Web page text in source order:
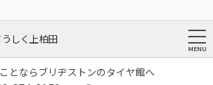
しく上柏田
とならブリヂストンのタイヤ館へ